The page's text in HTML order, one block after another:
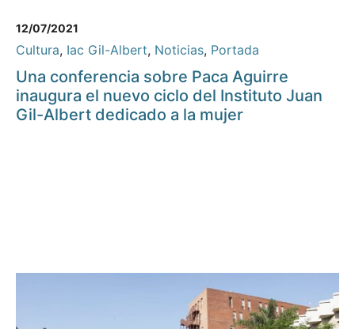
12/07/2021
Cultura, Iac Gil-Albert, Noticias, Portada
Una conferencia sobre Paca Aguirre
inaugura el nuevo ciclo del Instituto Juan
Gil-Albert dedicado a la mujer